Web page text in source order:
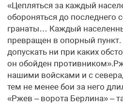
«Цепляться за каждый
обороняться до последнего
гранаты… Каждый
превращен в опорный пункт.
допускать ни при каких
он обойден
нашими войсками и с
тем не менее бои за него
«Ржев – ворота Берлина» –